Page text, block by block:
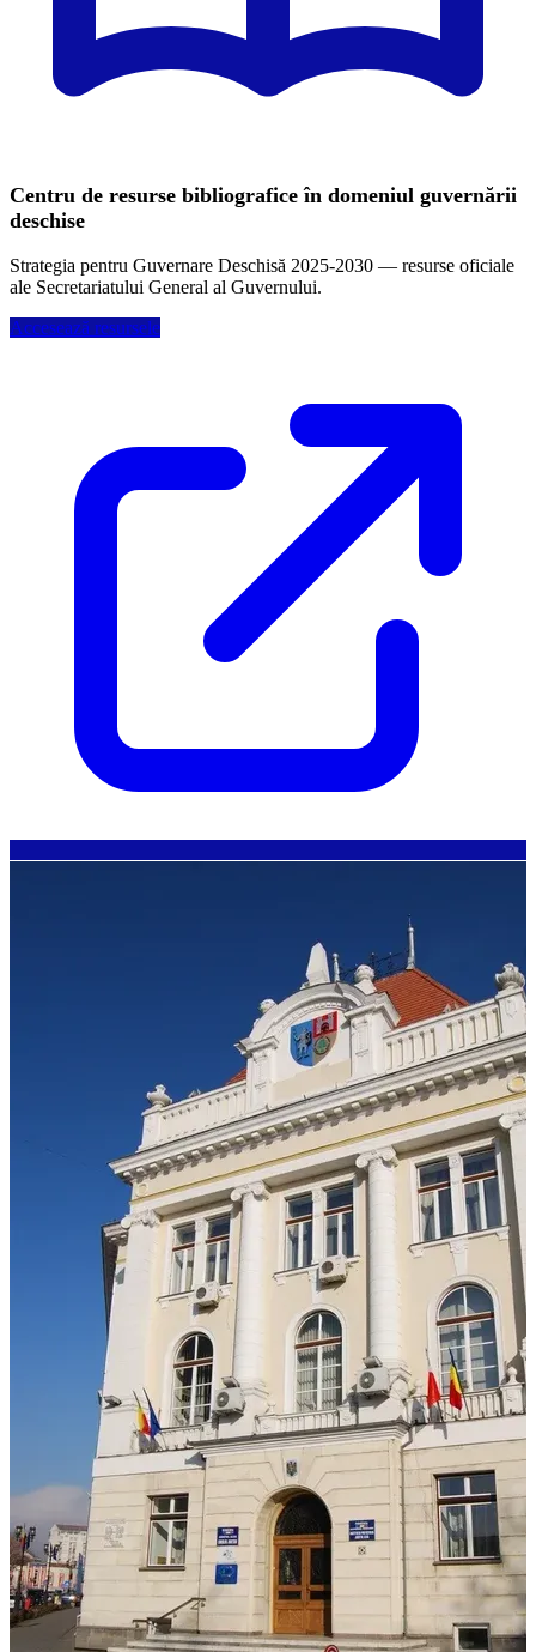
Centru de resurse bibliografice în domeniul guvernării
deschise
Strategia pentru Guvernare Deschisă 2025-2030 — resurse oficiale
ale Secretariatului General al Guvernului.
Accesează resursele